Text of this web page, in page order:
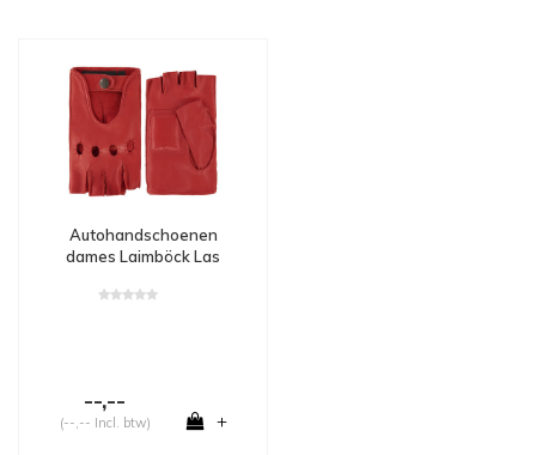
Autohandschoenen
dames Laimböck Las
--,--
(--,-- Incl. btw) +